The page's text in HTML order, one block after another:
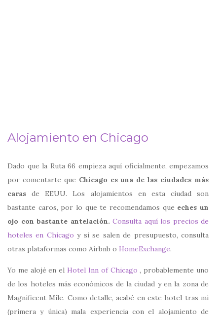
Alojamiento en Chicago
Dado que la Ruta 66 empieza aquí oficialmente, empezamos
por comentarte que Chicago es una de las ciudades más
caras de EEUU. Los alojamientos en esta ciudad son
bastante caros, por lo que te recomendamos que eches un
ojo con bastante antelación. Consulta aquí los precios de
hoteles en Chicago y si se salen de presupuesto, consulta
otras plataformas como Airbnb o HomeExchange.
Yo me alojé en elHotel Inn of Chicago , probablemente uno
de los hoteles más económicos de la ciudad y en la zona de
Magnificent Mile. Como detalle, acabé en este hotel tras mi
(primera y única) mala experiencia con el alojamiento de